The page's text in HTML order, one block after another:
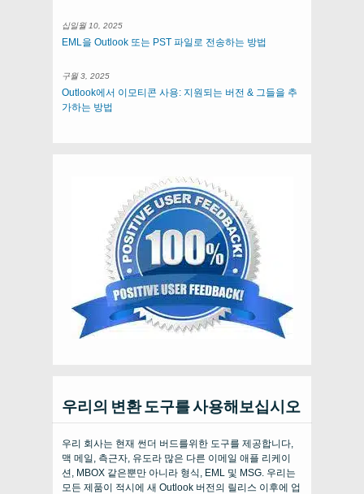
십일월 10, 2025
EML을 Outlook 또는 PST 파일로 전송하는 방법
구월 3, 2025
Outlook에서 이모티콘 사용: 지원되는 버전 & 그들을 추
가하는 방법
우리의 변환 도구를 사용해보십시오
우리 회사는 현재 썬더 버드를위한 도구를 제공합니다,
맥 메일, 측근자, 유도라 많은 다른 이메일 애플 리케이
션, MBOX 같은뿐만 아니라 형식, EML 및 MSG. 우리는
모든 제품이 적시에 새 Outlook 버전의 릴리스 이후에 업